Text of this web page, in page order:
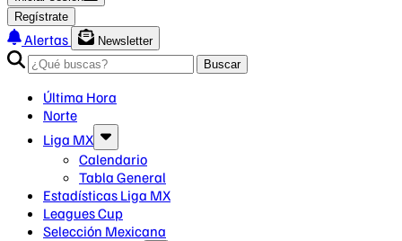
Regístrate
Alertas
Newsletter
Buscar
Última Hora
Norte
Liga MX
Calendario
Tabla General
Estadísticas Liga MX
Leagues Cup
Selección Mexicana